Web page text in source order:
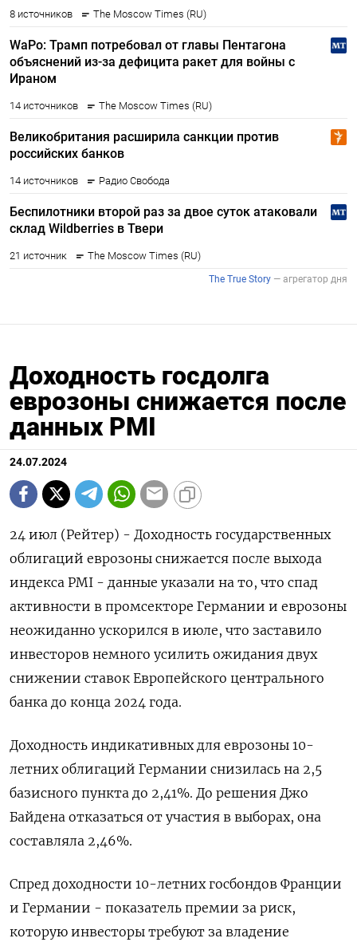
Доходность госдолга
еврозоны снижается после
данных PMI
24.07.2024
24 июл (Рейтер) - Доходность государственных
облигаций еврозоны снижается после выхода
индекса PMI - данные указали на то, что спад
активности в промсекторе Германии и еврозоны
неожиданно ускорился в июле, что заставило
инвесторов немного усилить ожидания двух
снижении ставок Европейского центрального
банка до конца 2024 года.
Доходность индикативных для еврозоны 10-
летних облигаций Германии снизилась на 2,5
базисного пункта до 2,41%. До решения Джо
Байдена отказаться от участия в выборах, она
составляла 2,46%.
Спред доходности 10-летних госбондов Франции
и Германии - показатель премии за риск,
которую инвесторы требуют за владение